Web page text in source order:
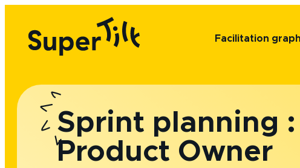
Aller
contenu
Facilitation
Sprint planning
Product Owner